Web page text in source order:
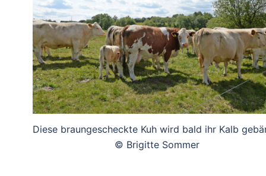
Diese braungescheckte Kuh wird bald ihr Kalb
© Brigitte Sommer